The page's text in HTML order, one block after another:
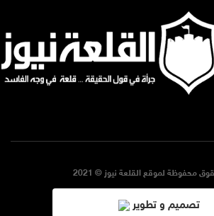
محفوظة لموقع القلعة نيوز © 2021
تصميم و تطوير